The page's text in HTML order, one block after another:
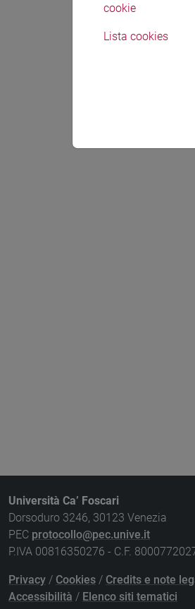
Università Ca’ Foscari
Dorsoduro 3246, 30123 Venezia
PEC protocollo@pec.unive.it
P.IVA 00816350276 - C.F.
Privacy / Cookies / Credits e note
Accessibilità / Elenco siti tematici
cookie
Lista cookies